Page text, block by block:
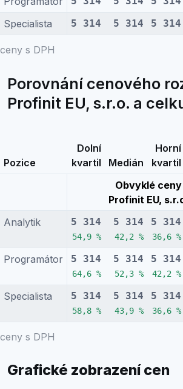
ceny s DPH
Specialista 5 314 5 314 5 314
Porovnání cenového
Profinit EU, s.r.o. a
ceny s DPH
Pozice
Dolní
kvartil
Medián
Horní
kvartil
Obvyklé ceny
Profinit EU,
Analytik
5 314
54,9 %
5 314
42,2 %
5 314
36,6 %
Programátor 5 314
64,6 %
5 314
52,3 %
5 314
42,2 %
Specialista 5 314
58,8 %
5 314
43,9 %
5 314
36,6 %
Grafické zobrazení cen